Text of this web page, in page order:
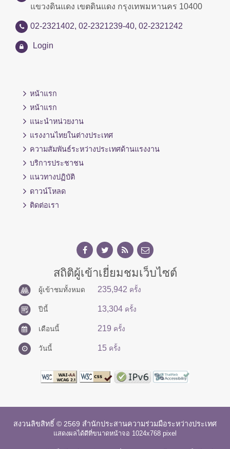
แขวงดินแดง เขตดินแดง กรุงเทพมหานคร 10400
02-2321402, 02-2321239-40, 02-2321242
Login
หน้าแรก
หน้าแรก
แนะนำหน่วยงาน
แรงงานไทยในต่างประเทศ
ความสัมพันธ์ระหว่างประเทศด้านแรงงาน
บริการประชาชน
แนวทางปฏิบัติ
ดาวน์โหลด
ติดต่อเรา
สถิติผู้เข้าเยี่ยมชมเว็บไซต์
ผู้เข้าชมทั้งหมด 235,942 ครั้ง
ปีนี้ 13,304 ครั้ง
เดือนนี้ 219 ครั้ง
วันนี้ 15 ครั้ง
สงวนลิขสิทธิ์ © 2569 สำนักประสานความร่วมมือระหว่างประเทศ
แสดงผลได้ดีที่ขนาดหน้าจอ 1024x768 pixel